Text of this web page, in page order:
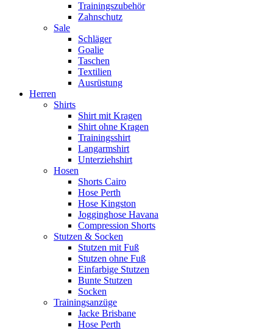
Trainingszubehör
Zahnschutz
Sale
Schläger
Goalie
Taschen
Textilien
Ausrüstung
Herren
Shirts
Shirt mit Kragen
Shirt ohne Kragen
Trainingsshirt
Langarmshirt
Unterziehshirt
Hosen
Shorts Cairo
Hose Perth
Hose Kingston
Jogginghose Havana
Compression Shorts
Stutzen & Socken
Stutzen mit Fuß
Stutzen ohne Fuß
Einfarbige Stutzen
Bunte Stutzen
Socken
Trainingsanzüge
Jacke Brisbane
Hose Perth